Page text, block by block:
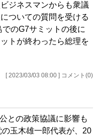
ジネスマンからも衆議
ついての質問を受ける
のG7サミットの後に
トが終わったら総理を
[ 2023/03/03 08:00 ] コメント(0)
との政策協議に影響も
の玉木雄一郎代表が、20